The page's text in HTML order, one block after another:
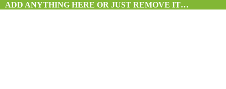
ADD ANYTHING HERE OR JUST REMOVE IT…